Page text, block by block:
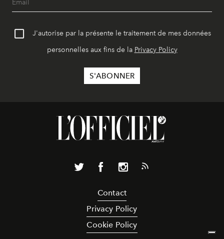
J'autorise par la présente le traitement de mes données
personnelles aux fins de la Privacy Policy
Contact
Privacy Policy
Cookie Policy